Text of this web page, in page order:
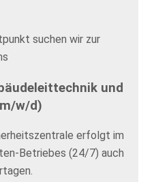
suchen wir zur
und
w/d)
erfolgt im
Betriebes (24/7) auch